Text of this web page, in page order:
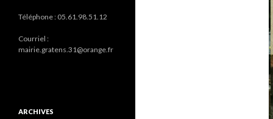
Téléphone : 05.61.98.51.12
Courriel :
mairie.gratens.31@orange.fr
ARCHIVES